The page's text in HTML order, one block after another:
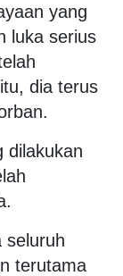
yang
luka serius
dia terus
dilakukan
seluruh
terutama